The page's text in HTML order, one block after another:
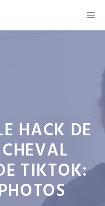
HACK DE
TIKTOK: